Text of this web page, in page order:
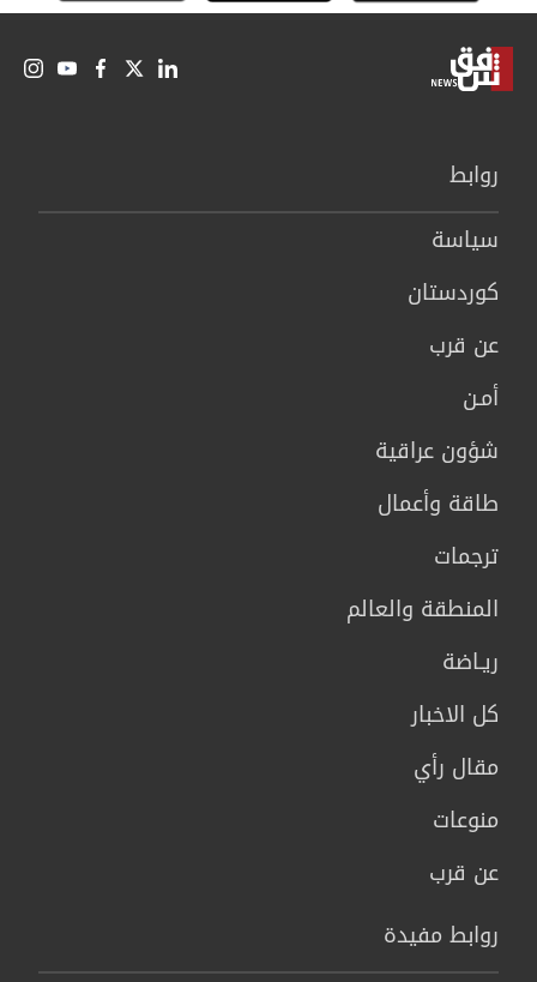
روابط
سیاسة
كوردستان
عن قرب
أمـن
شؤون عراقية
طاقة وأعمال
ترجمات
المنطقة والعالم
ريـاضة
كل الاخبار
مقال رأي
منوعات
عن قرب
روابط مفيدة